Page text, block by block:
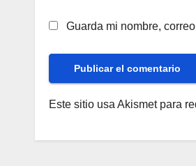
Guarda mi nombre,
Este sitio usa Akismet para